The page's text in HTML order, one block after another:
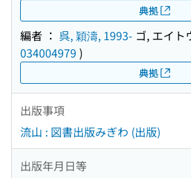
典拠
編者 ： 呉, 穎濤, 1993- ゴ, エイト
034004979 )
典拠
出版事項
流山 : 図書出版みぎわ (出版)
出版年月日等